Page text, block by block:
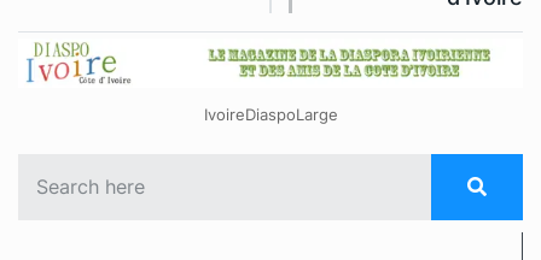
IvoireDiaspoLarge